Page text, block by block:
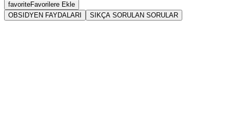
favoriteFavorilere Ekle
OBSIDYEN FAYDALARI
SIKÇA SORULAN SORULAR